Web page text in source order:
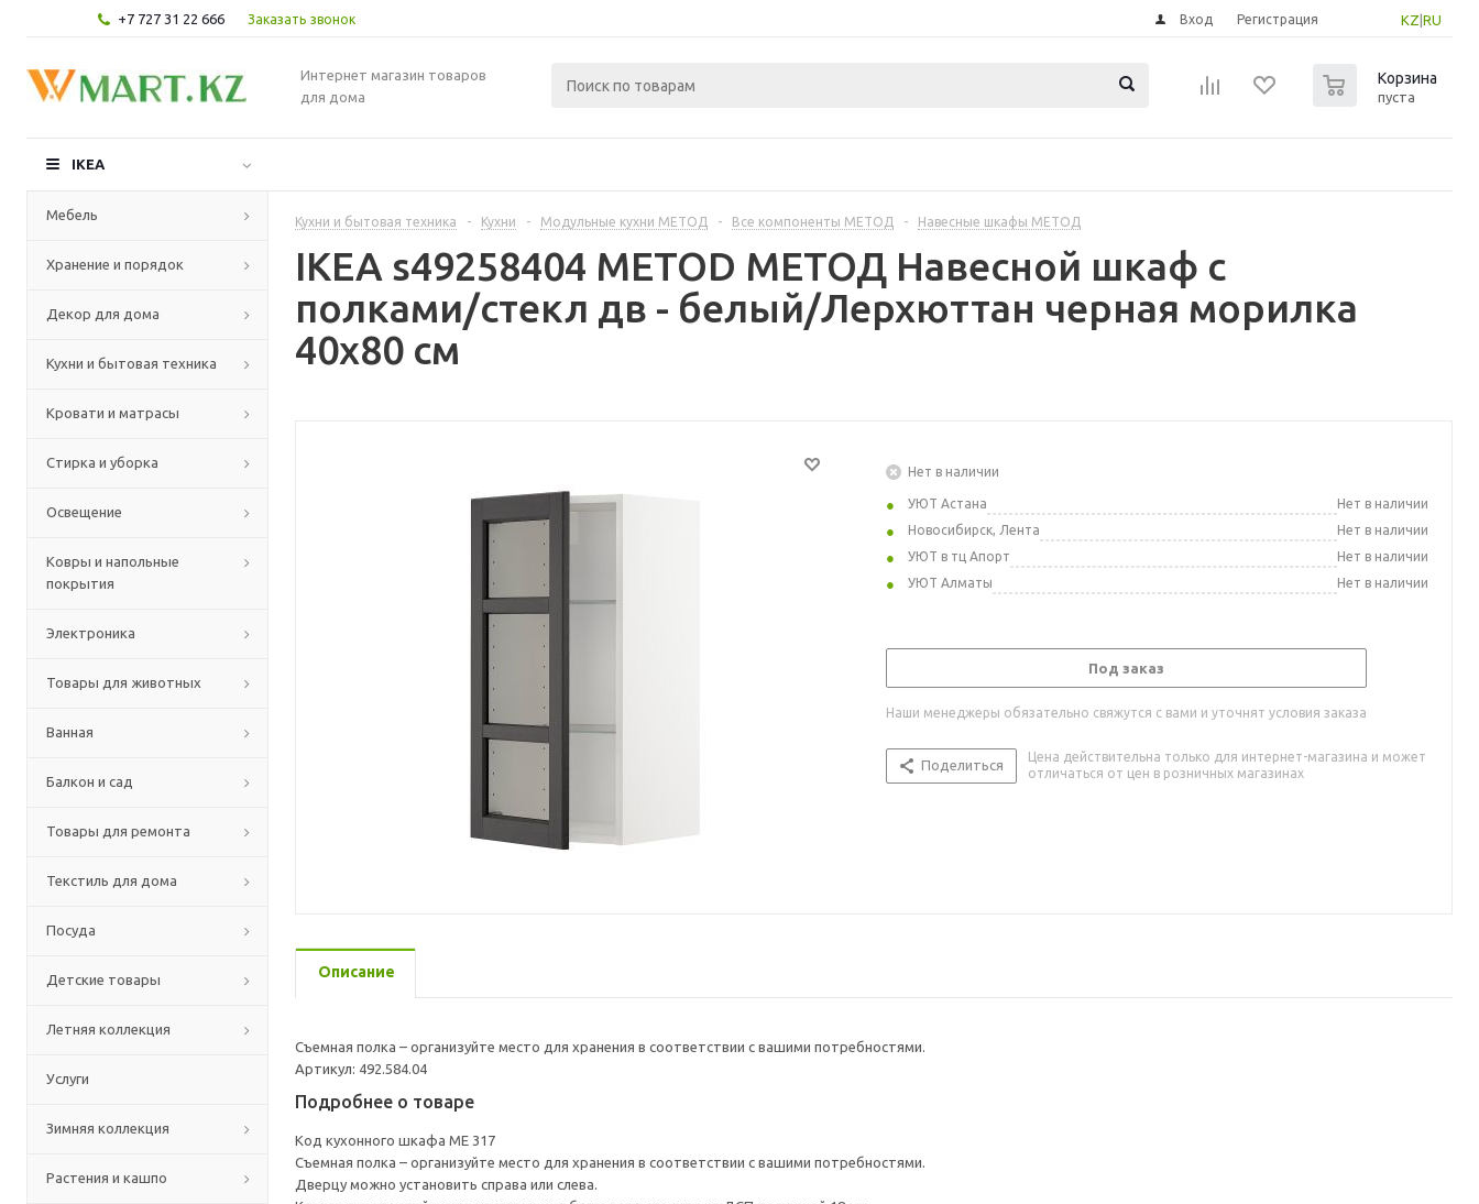
+7 727 31 22 666 Заказать звонок KZ RU
Вход Регистрация
Интернет магазин товаров
для дома
Корзина
пуста
IKEA
Мебель
Хранение и порядок
Декор для дома
Кухни и бытовая техника
Кровати и матрасы
Стирка и уборка
Освещение
Ковры и напольные
покрытия
Электроника
Товары для животных
Ванная
Балкон и сад
Товары для ремонта
Текстиль для дома
Посуда
Детские товары
Летняя коллекция
Услуги
Зимняя коллекция
Растения и кашпо
Кухни и бытовая техника - Кухни - Модульные кухни МЕТОД - Все компоненты МЕТОД - Навесные шкафы МЕТОД
IKEA s49258404 METOD МЕТОД Навесной шкаф с
полками/стекл дв - белый/Лерхюттан черная морилка
40x80 см
Нет в наличии
УЮТ Астана
Нет в наличии
Новосибирск, Лента
Нет в наличии
УЮТ в тц Апорт
Нет в наличии
УЮТ Алматы
Нет в наличии
Под заказ
Наши менеджеры обязательно свяжутся с вами и уточнят условия заказа
Поделиться
Цена действительна только для интернет-магазина и может
отличаться от цен в розничных магазинах
Описание
Съемная полка – организуйте место для хранения в соответствии с вашими потребностями.
Артикул: 492.584.04
Подробнее о товаре
Код кухонного шкафа ME 317
Съемная полка – организуйте место для хранения в соответствии с вашими потребностями.
Дверцу можно установить справа или слева.